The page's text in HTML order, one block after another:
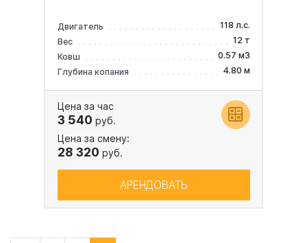
Двигатель
118 л.с.
Вес
12 т
Ковш
0.57 м3
Глубина копания
4.80 м
Цена за час
3 540 руб.
Цена за смену:
28 320 руб.
АРЕНДОВАТЬ